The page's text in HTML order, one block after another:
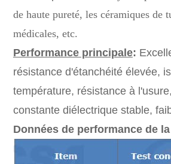
de haute pureté, les céramiques de
médicales, etc.
Performance principale:
résistance d'étanchéité élevée,
température, résistance à
constante diélectrique stable,
Données de performance de